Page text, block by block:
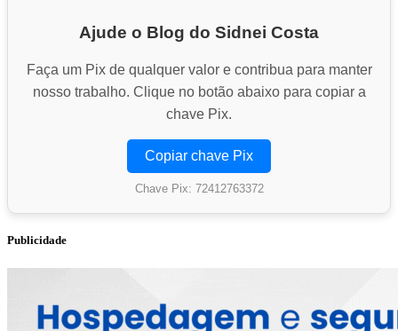
Ajude o Blog do Sidnei Costa
Faça um Pix de qualquer valor e contribua para manter
nosso trabalho. Clique no botão abaixo para copiar a
chave Pix.
Copiar chave Pix
Chave Pix: 72412763372
Publicidade